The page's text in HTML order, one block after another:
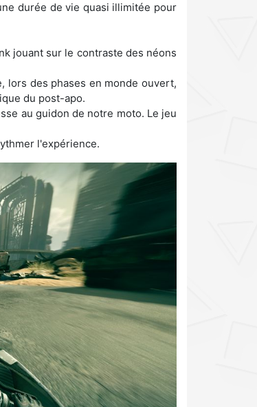
durée de vie quasi illimitée pour
jouant sur le contraste des néons
lors des phases en monde ouvert,
du post-apo.
au guidon de notre moto. Le jeu
l'expérience.